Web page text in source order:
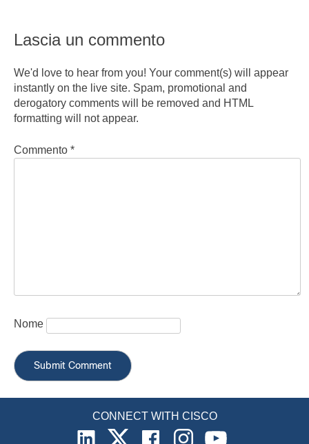
Lascia un commento
We'd love to hear from you! Your comment(s) will appear
instantly on the live site. Spam, promotional and
derogatory comments will be removed and HTML
formatting will not appear.
Commento *
Nome
CONNECT WITH CISCO